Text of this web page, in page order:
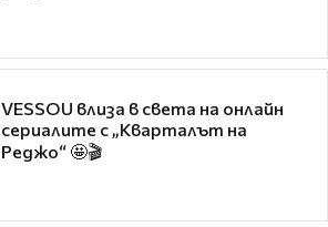
VESSOU влиза в света на онлайн
сериалите с „Кварталът на
Реджо“ 🤩🎬